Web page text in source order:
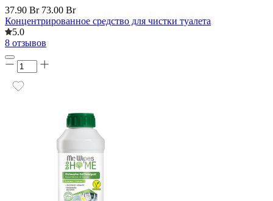
37.90 Br 73.00 Br
Концентрированное средство для чистки туалета
5.0
8 отзывов